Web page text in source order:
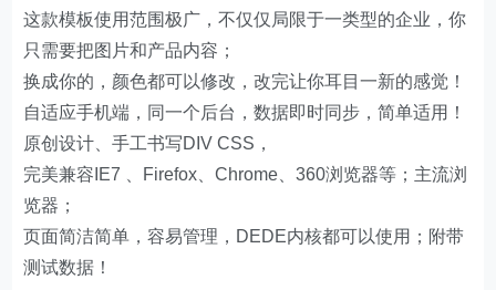
这款模板使用范围极广，不仅仅局限于一类型的企业，你
只需要把图片和产品内容；
换成你的，颜色都可以修改，改完让你耳目一新的感觉！
自适应手机端，同一个后台，数据即时同步，简单适用！
原创设计、手工书写DIV CSS，
完美兼容IE7 、Firefox、Chrome、360浏览器等；主流浏
览器；
页面简洁简单，容易管理，DEDE内核都可以使用；附带
测试数据！